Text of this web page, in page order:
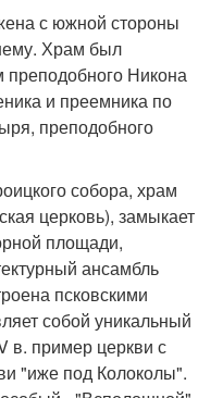
с южной стороны
Храм был
преподобного Никона
и преемника по
преподобного
собора, храм
церковь), замыкает
площади,
ансамбль
псковскими
собой уникальный
в. пример церкви с
"иже под Колоколы".